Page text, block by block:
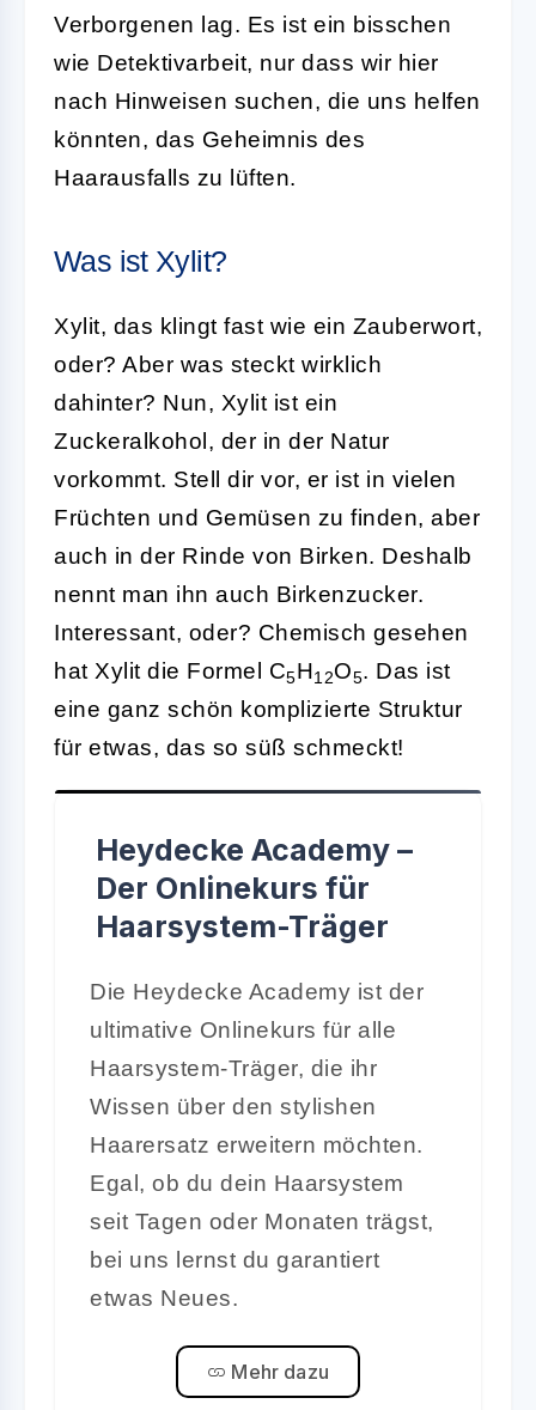
Verborgenen lag. Es ist ein bisschen
wie Detektivarbeit, nur dass wir hier
nach Hinweisen suchen, die uns helfen
könnten, das Geheimnis des
Haarausfalls zu lüften.
Was ist Xylit?
Xylit, das klingt fast wie ein Zauberwort,
oder? Aber was steckt wirklich
dahinter? Nun, Xylit ist ein
Zuckeralkohol, der in der Natur
vorkommt. Stell dir vor, er ist in vielen
Früchten und Gemüsen zu finden, aber
auch in der Rinde von Birken. Deshalb
nennt man ihn auch Birkenzucker.
Interessant, oder? Chemisch gesehen
hat Xylit die Formel C5H12O5. Das ist
eine ganz schön komplizierte Struktur
für etwas, das so süß schmeckt!
Heydecke Academy –
Der Onlinekurs für
Haarsystem-Träger
Die Heydecke Academy ist der
ultimative Onlinekurs für alle
Haarsystem-Träger, die ihr
Wissen über den stylishen
Haarersatz erweitern möchten.
Egal, ob du dein Haarsystem
seit Tagen oder Monaten trägst,
bei uns lernst du garantiert
etwas Neues.
Mehr dazu